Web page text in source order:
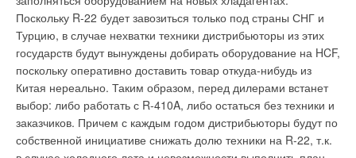
Поскольку R-22 будет завозиться только под страны СНГ и
Турцию, в случае нехватки техники дистрибьюторы из этих
государств будут вынуждены добирать оборудование на HCF,
поскольку оперативно доставить товар откуда-нибудь из
Китая нереально. Таким образом, перед дилерами встанет
выбор: либо работать с R-410A, либо остаться без техники и
заказчиков. Причем с каждым годом дистрибьюторы будут по
собственной инициативе снижать долю техники на R-22, т.к.
температуры воздуха и пола.
Терморегулятор с интеллектуальным таймером —
devireg™ 550
Обладая функцией самообучения, devireg™ 550
анализирует в течении последних трех дней особенности
помещения — скорость нагрева и остывания. Это позволяет
терморегулятору определить время, за которое воздух (пол)
в помещении нагреется до заданной температуры. В
Уведомления отключены
Комментарии
В этой теме еще нет комментариев